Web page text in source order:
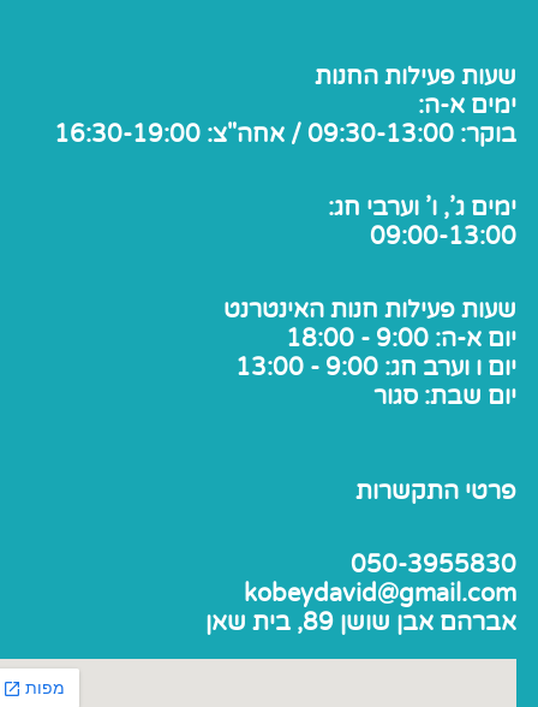
שעות פעילות החנות
ימים א-ה:
בוקר: 09:30-13:00 / אחה"צ: 16:30-19:00
ימים ג', ו' וערבי חג:
09:00-13:00
שעות פעילות חנות האינטרנט
יום א-ה: 9:00 - 18:00
יום ו וערב חג: 9:00 - 13:00
יום שבת: סגור
פרטי התקשרות
050-3955830
kobeydavid@gmail.com
אברהם אבן שושן 89, בית שאן